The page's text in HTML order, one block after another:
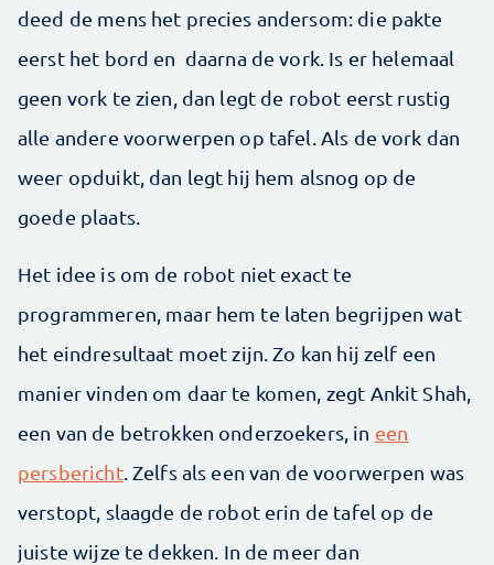
deed de mens het precies andersom: die pakte
eerst het bord en daarna de vork. Is er helemaal
geen vork te zien, dan legt de robot eerst rustig
alle andere voorwerpen op tafel. Als de vork dan
weer opduikt, dan legt hij hem alsnog op de
goede plaats.
Het idee is om de robot niet exact te
programmeren, maar hem te laten begrijpen wat
het eindresultaat moet zijn. Zo kan hij zelf een
manier vinden om daar te komen, zegt Ankit Shah,
een van de betrokken onderzoekers, in een
persbericht. Zelfs als een van de voorwerpen was
verstopt, slaagde de robot erin de tafel op de
juiste wijze te dekken. In de meer dan